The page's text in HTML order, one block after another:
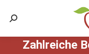
Search:
Zahl­rei­che